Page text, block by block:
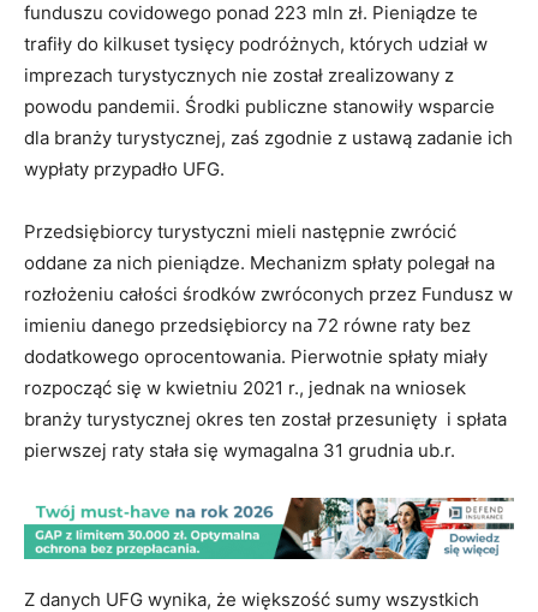
funduszu covidowego ponad 223 mln zł. Pieniądze te
trafiły do kilkuset tysięcy podróżnych, których udział w
imprezach turystycznych nie został zrealizowany z
powodu pandemii. Środki publiczne stanowiły wsparcie
dla branży turystycznej, zaś zgodnie z ustawą zadanie ich
wypłaty przypadło UFG.
Przedsiębiorcy turystyczni mieli następnie zwrócić
oddane za nich pieniądze. Mechanizm spłaty polegał na
rozłożeniu całości środków zwróconych przez Fundusz w
imieniu danego przedsiębiorcy na 72 równe raty bez
dodatkowego oprocentowania. Pierwotnie spłaty miały
rozpocząć się w kwietniu 2021 r., jednak na wniosek
branży turystycznej okres ten został przesunięty i spłata
pierwszej raty stała się wymagalna 31 grudnia ub.r.
Z danych UFG wynika, że większość sumy wszystkich